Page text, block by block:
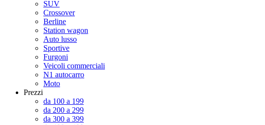
SUV
Crossover
Berline
Station wagon
Auto lusso
Sportive
Furgoni
Veicoli commerciali
N1 autocarro
Moto
Prezzi
da 100 a 199
da 200 a 299
da 300 a 399